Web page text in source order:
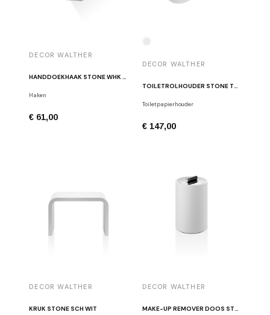
DECOR WALTHER
HANDDOEKHAAK STONE WHK ROESTVRIJ STAAL
Haken
€ 61,00
DECOR WALTHER
TOILETROLHOUDER STONE TPH1 GEBORSTELD RVS / WIT
Toiletpapierhouder
€ 147,00
DECOR WALTHER
KRUK STONE SCH WIT
DECOR WALTHER
MAKE-UP REMOVER DOOS STONE DMD L WIT / CHROOM